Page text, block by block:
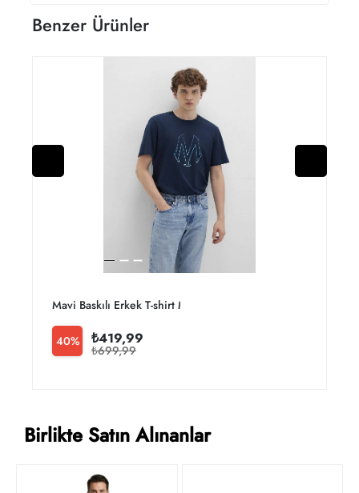
Benzer Ürünler
Mavi Baskılı Erkek T-shirt M0610943-70144
40% ₺419,99
₺699,99
Birlikte Satın Alınanlar